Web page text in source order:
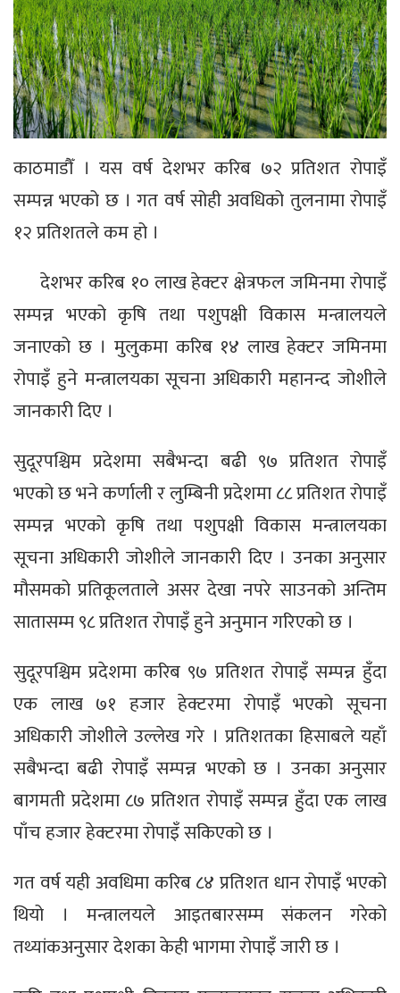
काठमाडौँ । यस वर्ष देशभर करिब ७२ प्रतिशत रोपाइँ
सम्पन्न भएको छ । गत वर्ष सोही अवधिको तुलनामा रोपाइँ
१२ प्रतिशतले कम हो ।
देशभर करिब १० लाख हेक्टर क्षेत्रफल जमिनमा रोपाइँ
सम्पन्न भएको कृषि तथा पशुपक्षी विकास मन्त्रालयले
जनाएको छ । मुलुकमा करिब १४ लाख हेक्टर जमिनमा
रोपाइँ हुने मन्त्रालयका सूचना अधिकारी महानन्द जोशीले
जानकारी दिए ।
सुदूरपश्चिम प्रदेशमा सबैभन्दा बढी ९७ प्रतिशत रोपाइँ
भएको छ भने कर्णाली र लुम्बिनी प्रदेशमा ८८ प्रतिशत रोपाइँ
सम्पन्न भएको कृषि तथा पशुपक्षी विकास मन्त्रालयका
सूचना अधिकारी जोशीले जानकारी दिए । उनका अनुसार
मौसमको प्रतिकूलताले असर देखा नपरे साउनको अन्तिम
सातासम्म ९८ प्रतिशत रोपाइँ हुने अनुमान गरिएको छ ।
सुदूरपश्चिम प्रदेशमा करिब ९७ प्रतिशत रोपाइँ सम्पन्न हुँदा
एक लाख ७१ हजार हेक्टरमा रोपाइँ भएको सूचना
अधिकारी जोशीले उल्लेख गरे । प्रतिशतका हिसाबले यहाँ
सबैभन्दा बढी रोपाइँ सम्पन्न भएको छ । उनका अनुसार
बागमती प्रदेशमा ८७ प्रतिशत रोपाइँ सम्पन्न हुँदा एक लाख
पाँच हजार हेक्टरमा रोपाइँ सकिएको छ ।
गत वर्ष यही अवधिमा करिब ८४ प्रतिशत धान रोपाइँ भएको
थियो । मन्त्रालयले आइतबारसम्म संकलन गरेको
तथ्यांकअनुसार देशका केही भागमा रोपाइँ जारी छ ।